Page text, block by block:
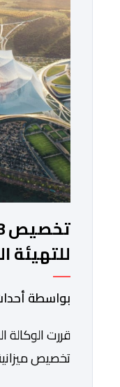
انطلاقا من
لبؤات الأطلس
النهائي بعد
برصيد سبع
وتعادل، فيما
للتهيئة
الحسن
بواسطة
قررت الوكالة